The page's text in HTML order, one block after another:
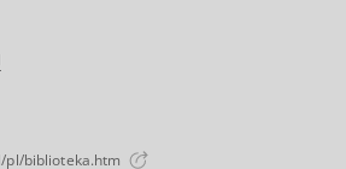
pl/biblioteka.htm